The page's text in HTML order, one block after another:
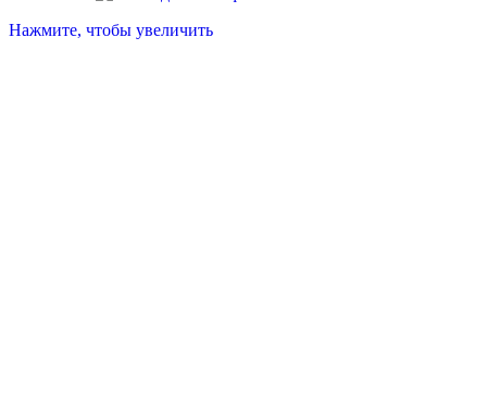
Нажмите, чтобы увеличить